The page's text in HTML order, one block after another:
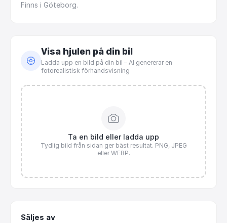
Finns i Göteborg.
Visa hjulen på din bil
Ladda upp en bild på din bil – AI genererar en
fotorealistisk förhandsvisning
Ta en bild eller ladda upp
Tydlig bild från sidan ger bäst resultat. PNG, JPEG
eller WEBP.
Säljes av